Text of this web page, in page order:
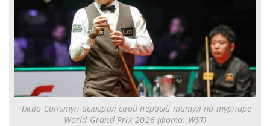
Чжао Синьтун выиграл свой первый титул на турнире
World Grand Prix 2026 (фото: WST)